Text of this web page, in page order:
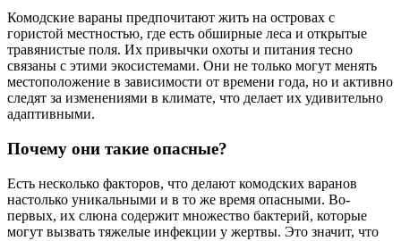
Комодские вараны предпочитают жить на островах с
гористой местностью, где есть обширные леса и открытые
травянистые поля. Их привычки охоты и питания тесно
связаны с этими экосистемами. Они не только могут менять
местоположение в зависимости от времени года, но и активно
следят за изменениями в климате, что делает их удивительно
адаптивными.
Почему они такие опасные?
Есть несколько факторов, что делают комодских варанов
настолько уникальными и в то же время опасными. Во-
первых, их слюна содержит множество бактерий, которые
могут вызвать тяжелые инфекции у жертвы. Это значит, что